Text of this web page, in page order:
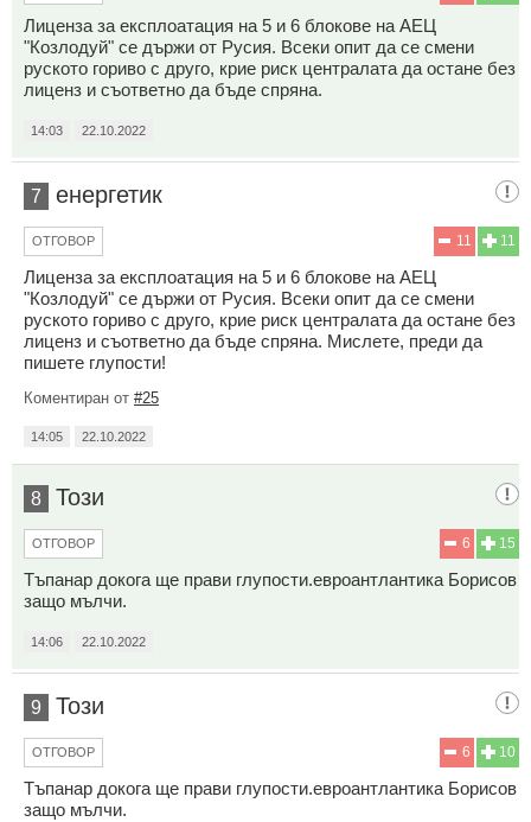
Лиценза за експлоатация на 5 и 6 блокове на АЕЦ
"Козлодуй" се държи от Русия. Всеки опит да се смени
руското гориво с друго, крие риск централата да остане без
лиценз и съответно да бъде спряна.
14:03 22.10.2022
7 енергетик
11
11
ОТГОВОР
Лиценза за експлоатация на 5 и 6 блокове на АЕЦ
"Козлодуй" се държи от Русия. Всеки опит да се смени
руското гориво с друго, крие риск централата да остане без
лиценз и съответно да бъде спряна. Мислете, преди да
пишете глупости!
Коментиран от #25
14:05 22.10.2022
8 Този
15
6
ОТГОВОР
Тъпанар докога ще прави глупости.евроантлантика Борисов
защо мълчи.
14:06 22.10.2022
9 Този
10
6
ОТГОВОР
Тъпанар докога ще прави глупости.евроантлантика Борисов
защо мълчи.